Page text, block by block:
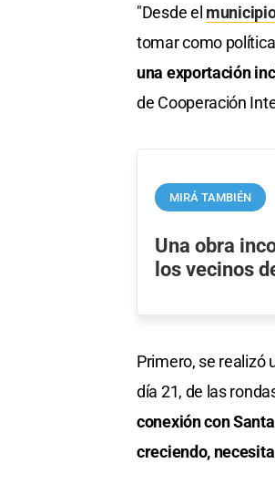
"Desde el
tomar como
una exportación
de Cooperación
MIRÁ TAMBIÉN
Una obra
los vecinos
Primero, se realizó
día 21, de las
conexión con
creciendo,